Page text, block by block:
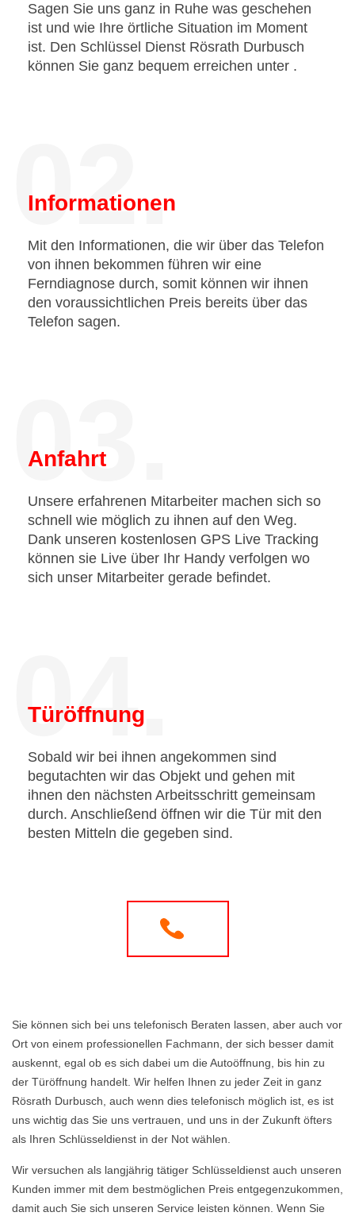
Sagen Sie uns ganz in Ruhe was geschehen
ist und wie Ihre örtliche Situation im Moment
ist. Den Schlüssel Dienst Rösrath Durbusch
können Sie ganz bequem erreichen unter .
02.
Informationen
Mit den Informationen, die wir über das Telefon
von ihnen bekommen führen wir eine
Ferndiagnose durch, somit können wir ihnen
den voraussichtlichen Preis bereits über das
Telefon sagen.
03.
Anfahrt
Unsere erfahrenen Mitarbeiter machen sich so
schnell wie möglich zu ihnen auf den Weg.
Dank unseren kostenlosen GPS Live Tracking
können sie Live über Ihr Handy verfolgen wo
sich unser Mitarbeiter gerade befindet.
04.
Türöffnung
Sobald wir bei ihnen angekommen sind
begutachten wir das Objekt und gehen mit
ihnen den nächsten Arbeitsschritt gemeinsam
durch. Anschließend öffnen wir die Tür mit den
besten Mitteln die gegeben sind.
Sie können sich bei uns telefonisch Beraten lassen, aber auch vor
Ort von einem professionellen Fachmann, der sich besser damit
auskennt, egal ob es sich dabei um die Autoöffnung, bis hin zu
der Türöffnung handelt. Wir helfen Ihnen zu jeder Zeit in ganz
Rösrath Durbusch, auch wenn dies telefonisch möglich ist, es ist
uns wichtig das Sie uns vertrauen, und uns in der Zukunft öfters
als Ihren Schlüsseldienst in der Not wählen.
Wir versuchen als langjährig tätiger Schlüsseldienst auch unseren
Kunden immer mit dem bestmöglichen Preis entgegenzukommen,
damit auch Sie sich unseren Service leisten können. Wenn Sie